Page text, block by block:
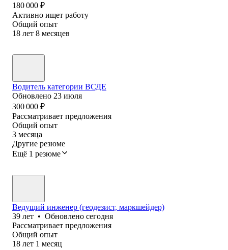
180 000 ₽
Активно ищет работу
Общий опыт
18 лет 8 месяцев
Водитель категории ВСДЕ
Обновлено 23 июля
300 000 ₽
Рассматривает предложения
Общий опыт
3 месяца
Другие резюме
Ещё 1 резюме
Ведущий инженер (геодезист, маркшейдер)
39 лет • Обновлено сегодня
Рассматривает предложения
Общий опыт
18 лет 1 месяц